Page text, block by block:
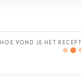
HOE VOND JE HET